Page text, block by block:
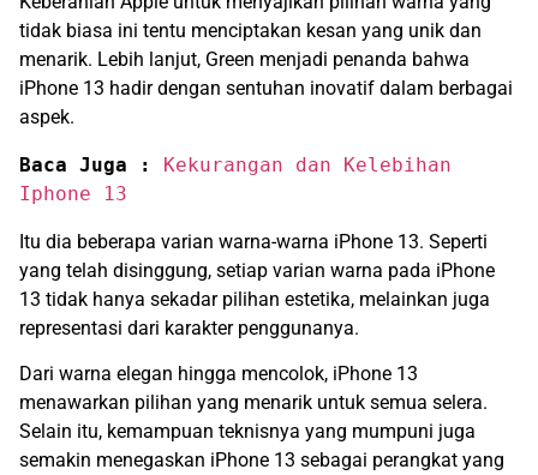
tidak biasa ini tentu menciptakan kesan yang unik dan
menarik. Lebih lanjut, Green menjadi penanda bahwa
iPhone 13 hadir dengan sentuhan inovatif dalam berbagai
aspek.
Baca Juga :
Kekurangan dan Kelebihan
Iphone 13
Itu dia beberapa varian warna-warna iPhone 13. Seperti
yang telah disinggung, setiap varian warna pada iPhone
13 tidak hanya sekadar pilihan estetika, melainkan juga
representasi dari karakter penggunanya.
Dari warna elegan hingga mencolok, iPhone 13
menawarkan pilihan yang menarik untuk semua selera.
Selain itu, kemampuan teknisnya yang mumpuni juga
semakin menegaskan iPhone 13 sebagai perangkat yang